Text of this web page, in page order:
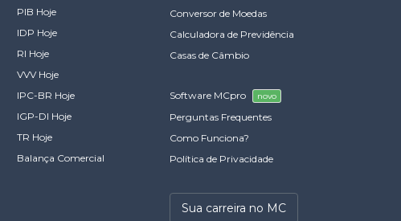
PIB Hoje
IDP Hoje
RI Hoje
VVV Hoje
IPC-BR Hoje
IGP-DI Hoje
TR Hoje
Balança Comercial
Conversor de Moedas
Calculadora de Previdência
Casas de Câmbio
Software MCpro novo
Perguntas Frequentes
Como Funciona?
Política de Privacidade
Sua carreira no MC